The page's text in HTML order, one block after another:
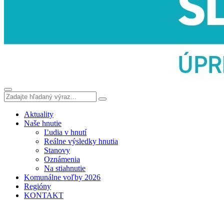
Aktuality
Naše hnutie
Ľudia v hnutí
Reálne výsledky hnutia
Stanovy
Oznámenia
Na stiahnutie
Komunálne voľby 2026
Regióny
KONTAKT